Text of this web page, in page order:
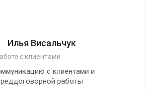
Илья Висальчук
с клиентами
с клиентами и
работы